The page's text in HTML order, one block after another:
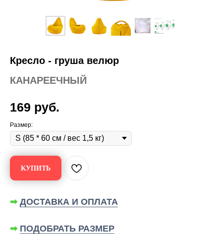
Кресло - груша велюр
КАНАРЕЕЧНЫЙ
169 руб.
Размер:
КУПИТЬ
➡ ДОСТАВКА И ОПЛАТА
➡ ПОДОБРАТЬ РАЗМЕР